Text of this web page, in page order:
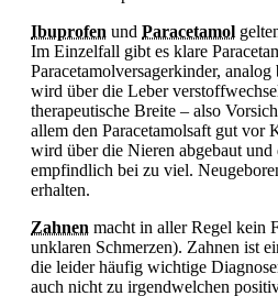
Ibuprofen und Paracetamol
Im Einzelfall gibt es klare
Paracetamolversagerkinder, analog
wird über die Leber
therapeutische Breite – also
allem den Paracetamolsaft gut vor
wird über die Nieren abgebaut
empfindlich bei zu viel.
erhalten.
Zahnen macht in aller Regel kein
unklaren Schmerzen). Zahnen ist
die leider häufig wichtige
auch nicht zu irgendwelchen